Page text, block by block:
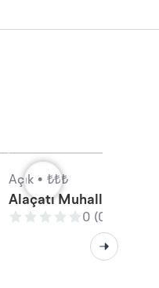
Açık • ₺₺₺
Alaçatı Muhallebicisi,
0 (0)